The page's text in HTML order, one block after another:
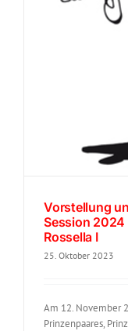
Vorstellung
Session 2024
Rossella I
25. Oktober 2023
Am 12. November
Prinzenpaares,